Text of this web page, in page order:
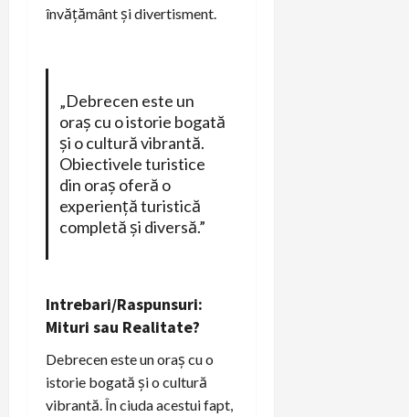
învățământ și divertisment.
„Debrecen este un
oraș cu o istorie bogată
și o cultură vibrantă.
Obiectivele turistice
din oraș oferă o
experiență turistică
completă și diversă.”
Intrebari/Raspunsuri:
Mituri sau Realitate?
Debrecen este un oraș cu o
istorie bogată și o cultură
vibrantă. În ciuda acestui fapt,